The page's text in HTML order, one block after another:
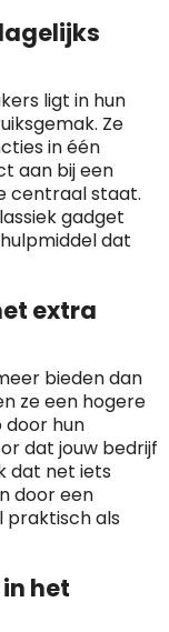
ligt in hun
Ze
in één
aan bij een
centraal staat.
gadget
dat
extra
bieden dan
ze een hogere
door hun
dat jouw bedrijf
dat net iets
door een
praktisch als
het